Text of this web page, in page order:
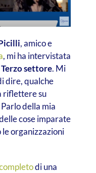
, amico e
, mi ha intervistata
settore. Mi
dire, qualche
riflettere su
della mia
cose imparate
organizzazioni
di una